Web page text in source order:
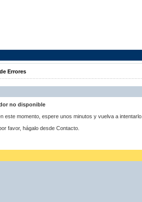
Errores
no disponible
este momento, espere unos minutos y vuelva a intentarlo.
favor, hágalo desde Contacto.